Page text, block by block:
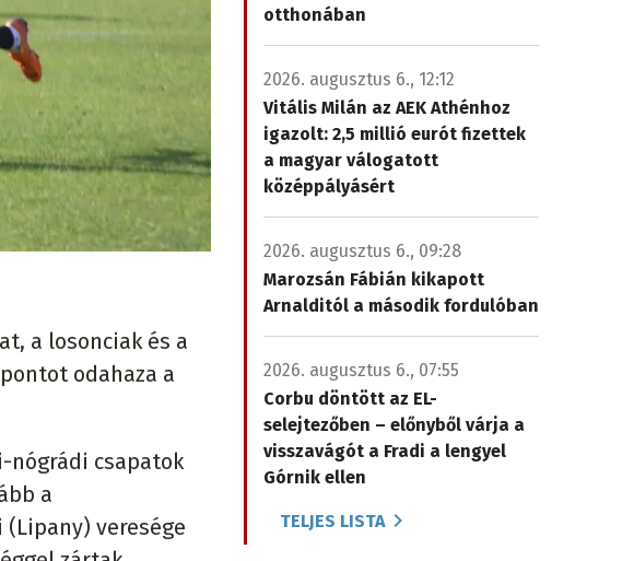
a losonciak és a
odahaza a
nógrádi csapatok
a
veresége
otthonában
2026. augusztus 6., 12:12
Vitális Milán az AEK Athénhoz
igazolt: 2,5 millió eurót fizettek
a magyar válogatott
középpályásért
2026. augusztus 6., 09:28
Marozsán Fábián kikapott
Arnalditól a második fordulóban
2026. augusztus 6., 07:55
Corbu döntött az EL-
selejtezőben – előnyből várja a
visszavágót a Fradi a lengyel
Górnik ellen
TELJES LISTA